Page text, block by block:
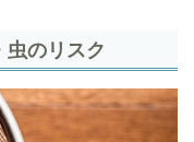
虫のリスク